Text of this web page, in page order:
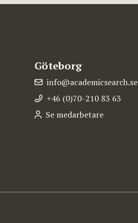
Göteborg
info@academicsearch.se
+46 (0)70-210 83 63
Se medarbetare